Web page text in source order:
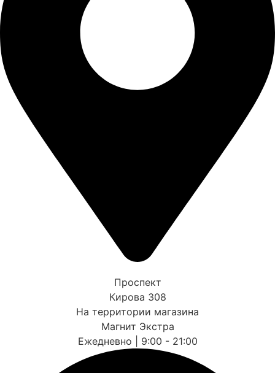
Проспект
Кирова 308
На территории магазина
Магнит Экстра
Ежедневно | 9:00 - 21:00